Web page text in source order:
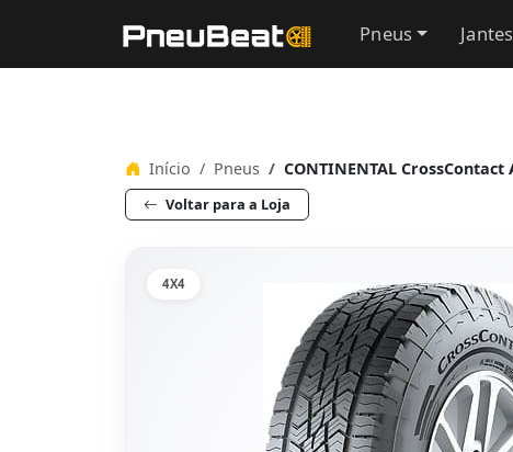
Pneus Jantes
Início Pneus CONTINENTAL CrossContact
Voltar para a Loja
4X4